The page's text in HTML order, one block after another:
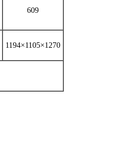
609
1194×1105×1270